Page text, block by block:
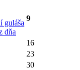
guláša
dňa
9
16
23
30